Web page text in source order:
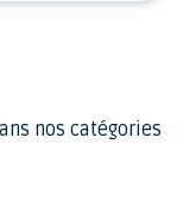
nos catégories